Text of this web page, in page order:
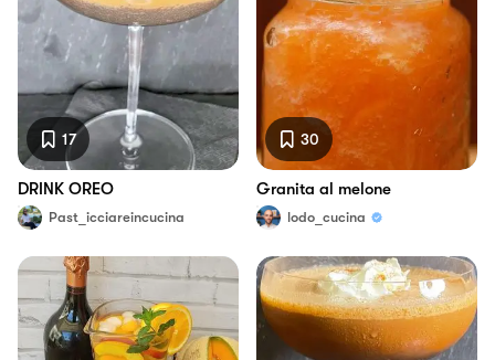
17
DRINK OREO
Past_icciareincucina
30
Granita al melone
lodo_cucina